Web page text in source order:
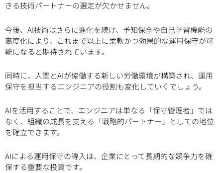
きる技術パートナーの選定が欠かせません。
今後、AI技術はさらに進化を続け、予知保全や自己学習機能の
高度化により、これまで以上に柔軟かつ効果的な運用保守が可
能になると期待されています。
同時に、人間とAIが協働する新しい労働環境が構築され、運用
保守を担当するエンジニアの役割も変化していくでしょう。
AIを活用することで、エンジニアは単なる「保守管理者」では
なく、組織の成長を支える「戦略的パートナー」としての地位
を確立できます。
AIによる運用保守の導入は、企業にとって長期的な競争力を確
保する重要な投資です。